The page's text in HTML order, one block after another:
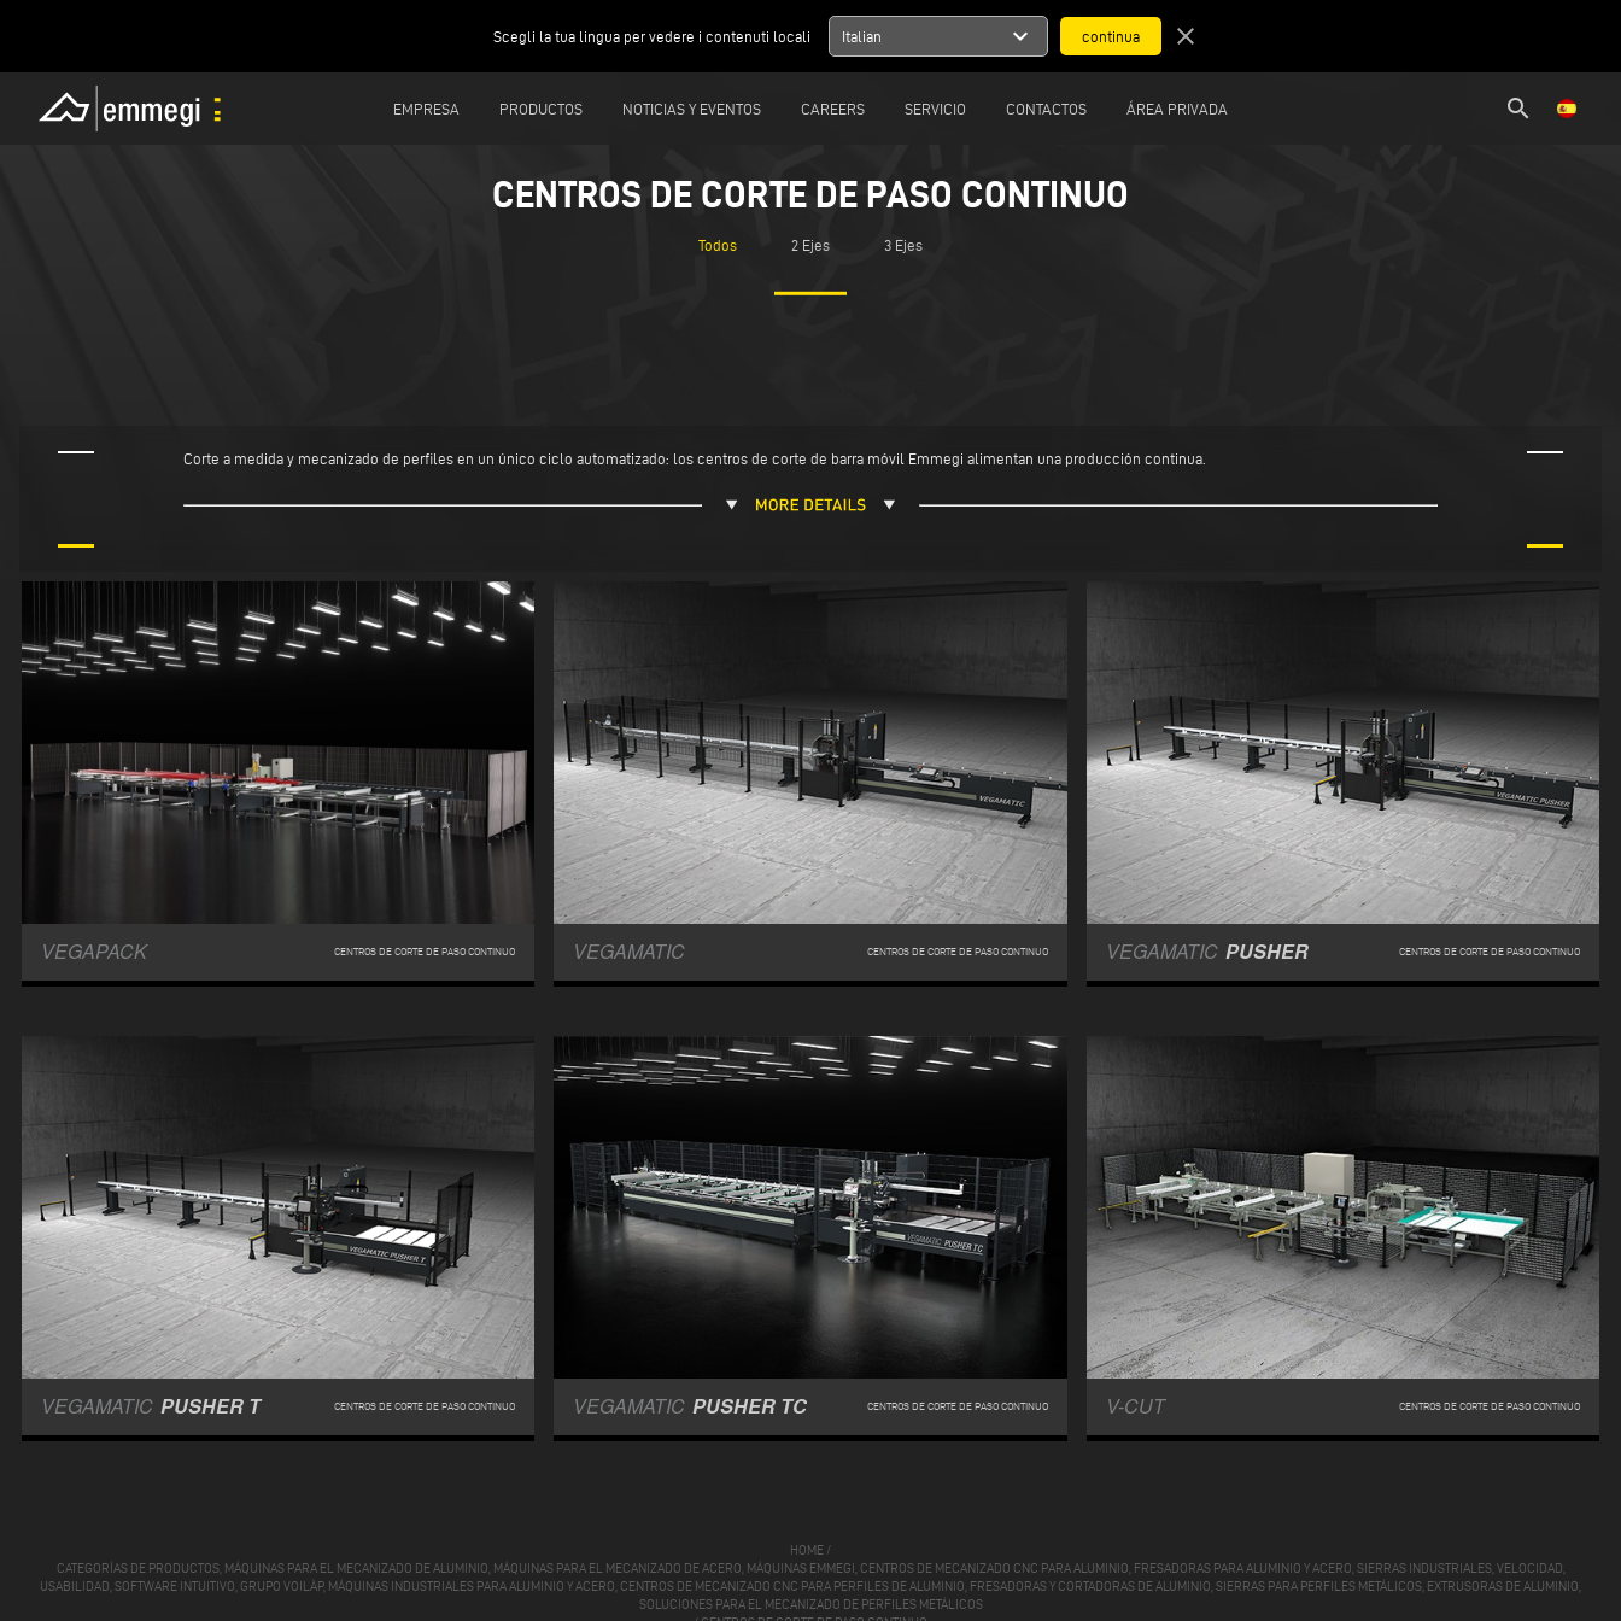
Scegli la tua lingua per vedere i contenuti locali Italian expand_more close
EMPRESA PRODUCTOS NOTICIAS Y EVENTOS CAREERS SERVICIO CONTACTOS ÁREA PRIVADA search
CENTROS DE CORTE DE PASO CONTINUO
Todos 2 Ejes 3 Ejes
Corte a medida y mecanizado de perfiles en un único ciclo automatizado: los centros de corte de barra móvil Emmegi alimentan una producción continua.
VEGAPACK CENTROS DE CORTE DE PASO CONTINUO VEGAMATIC CENTROS DE CORTE DE PASO CONTINUO VEGAMATIC PUSHER CENTROS DE CORTE DE PASO CONTINUO
VEGAMATIC PUSHER T CENTROS DE CORTE DE PASO CONTINUO VEGAMATIC PUSHER TC CENTROS DE CORTE DE PASO CONTINUO V-CUT CENTROS DE CORTE DE PASO CONTINUO
HOME /
CATEGORÍAS DE PRODUCTOS, MÁQUINAS PARA EL MECANIZADO DE ALUMINIO, MÁQUINAS PARA EL MECANIZADO DE ACERO, MÁQUINAS EMMEGI, CENTROS DE MECANIZADO CNC PARA ALUMINIO, FRESADORAS PARA ALUMINIO Y ACERO, SIERRAS INDUSTRIALES, VELOCIDAD,
USABILIDAD, SOFTWARE INTUITIVO, GRUPO VOILÀP, MÁQUINAS INDUSTRIALES PARA ALUMINIO Y ACERO, CENTROS DE MECANIZADO CNC PARA PERFILES DE ALUMINIO, FRESADORAS Y CORTADORAS DE ALUMINIO, SIERRAS PARA PERFILES METÁLICOS, EXTRUSORAS DE ALUMINIO,
SOLUCIONES PARA EL MECANIZADO DE PERFILES METÁLICOS